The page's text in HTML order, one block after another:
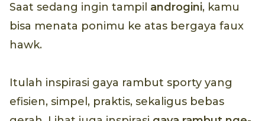
Saat sedang ingin tampil androgini, kamu
bisa menata ponimu ke atas bergaya faux
hawk.
Itulah inspirasi gaya rambut sporty yang
efisien, simpel, praktis, sekaligus bebas